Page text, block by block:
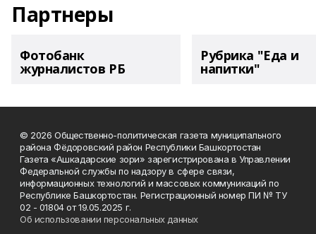
Партнеры
Фотобанк
журналистов РБ
Рубрика "Еда и
напитки"
© 2026 Общественно-политическая газета муниципального
района Фёдоровский район Республики Башкортостан
Газета «Ашкадарские зори» зарегистрирована в Управлении
Федеральной службы по надзору в сфере связи,
информационных технологий и массовых коммуникаций по
Республике Башкортостан. Регистрационный номер ПИ № ТУ
02 - 01804 от 19.05.2025 г.
Об использовании персональных данных